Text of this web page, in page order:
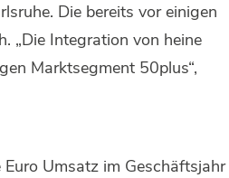
Die bereits vor einigen
„Die Integration von heine
Marktsegment 50plus“,
Umsatz im Geschäftsjahr